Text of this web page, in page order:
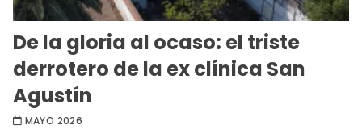
De la gloria al ocaso: el triste
derrotero de la ex clínica San
Agustín
MAYO 2026